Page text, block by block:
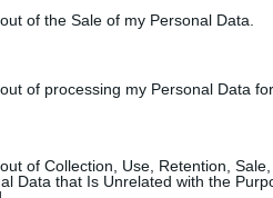
of the Sale of my Personal Data.
of processing my Personal Data
of Collection, Use, Retention,
Data that Is Unrelated with the